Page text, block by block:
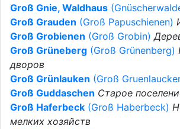
Groß Gnie, Waldhaus
Groß Grauden (Groß Papuschienen)
Groß Grobienen (Groß Grobin)
Groß Grüneberg (Groß Grünenberg)
дворов
Groß Grünlauken (Groß
Groß Guddaschen Старое
Groß Haferbeck (Groß Haberbeck)
мелких хозяйств